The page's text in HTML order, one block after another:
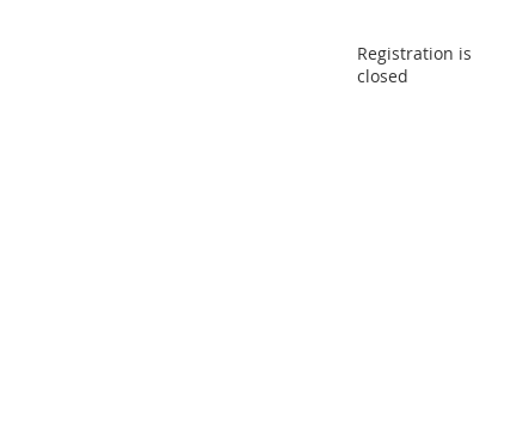
Registration is
closed